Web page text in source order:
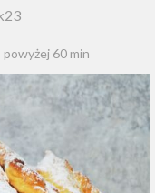
powyżej 60 min